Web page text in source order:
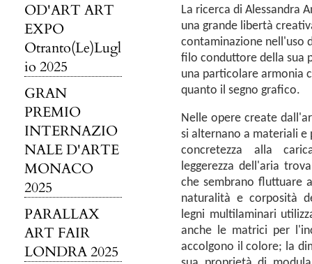
OD'ART ART
EXPO
Otranto(Le)Lugl
io 2025
GRAN
PREMIO
INTERNAZIO
NALE D'ARTE
MONACO
2025
PARALLAX
ART FAIR
LONDRA 2025
La ricerca di Alessandra
una grande libertà
contaminazione nell'uso
filo conduttore della sua
una particolare armonia
quanto il segno grafico.
Nelle opere create
si alternano a materiali e
concretezza alla
leggerezza dell'aria
che sembrano fluttuare
naturalità e corposità
legni multilaminari
anche le matrici per
accolgono il colore; la